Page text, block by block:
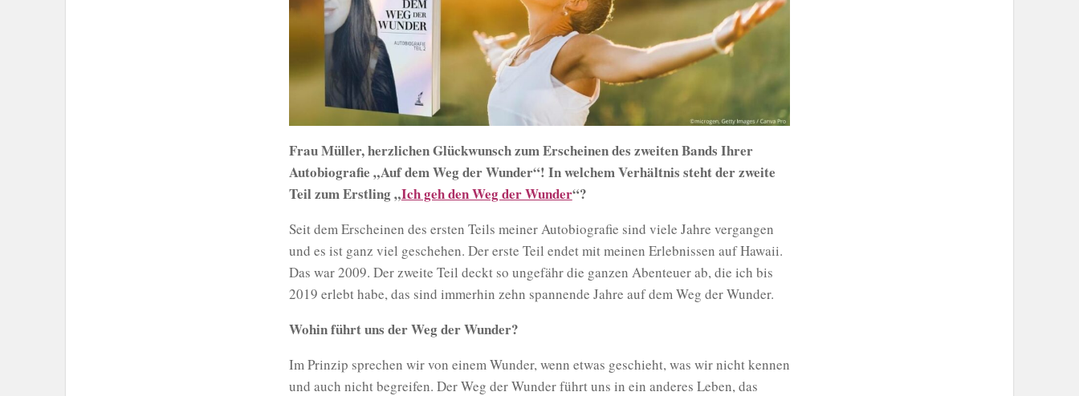
Frau Müller, herzlichen Glückwunsch zum Erscheinen des zweiten Bands Ihrer
Autobiografie „Auf dem Weg der Wunder“! In welchem Verhältnis steht der zweite
Teil zum Erstling „Ich geh den Weg der Wunder“?
Seit dem Erscheinen des ersten Teils meiner Autobiografie sind viele Jahre vergangen
und es ist ganz viel geschehen. Der erste Teil endet mit meinen Erlebnissen auf Hawaii.
Das war 2009. Der zweite Teil deckt so ungefähr die ganzen Abenteuer ab, die ich bis
2019 erlebt habe, das sind immerhin zehn spannende Jahre auf dem Weg der Wunder.
Wohin führt uns der Weg der Wunder?
Im Prinzip sprechen wir von einem Wunder, wenn etwas geschieht, was wir nicht kennen
und auch nicht begreifen. Der Weg der Wunder führt uns in ein anderes Leben, das